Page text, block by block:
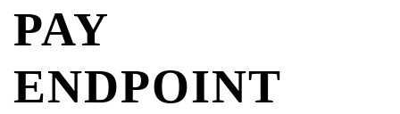
PAY
ENDPOINT